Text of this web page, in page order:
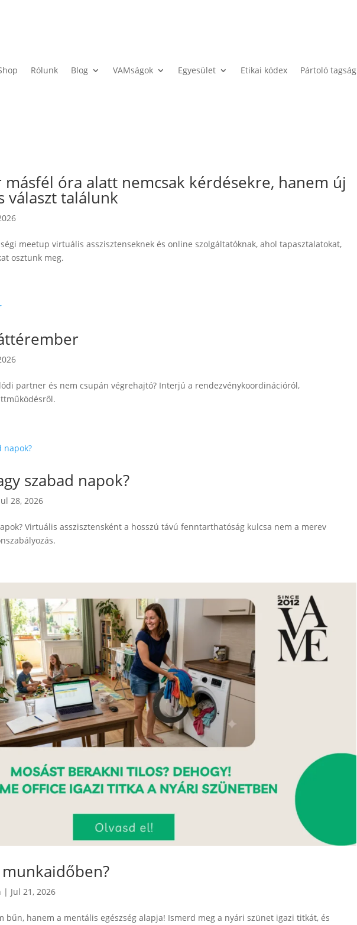
Rólunk Blog VAMságok Egyesület Etikai kódex Pártoló tagság
másfél óra alatt nemcsak kérdésekre, hanem új
választ találunk
meetup virtuális asszisztenseknek és online szolgáltatóknak, ahol tapasztalatokat,
osztunk meg.
partner és nem csupán végrehajtó? Interjú a rendezvénykoordinációról,
szabad napok?
28, 2026
Virtuális asszisztensként a hosszú távú fenntarthatóság kulcsa nem a merev
| Jul 21, 2026
bűn, hanem a mentális egészség alapja! Ismerd meg a nyári szünet igazi titkát, és